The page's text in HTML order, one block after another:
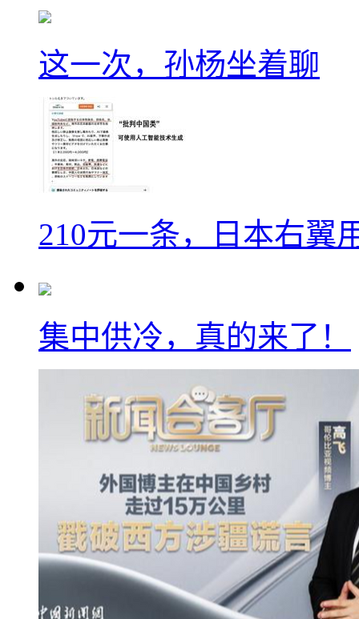
这一次，孙杨坐着聊
210元一条，日本右翼
集中供冷，真的来了！